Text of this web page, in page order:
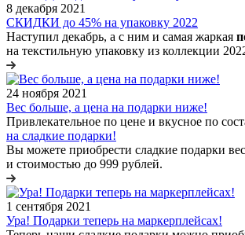
8 декабря 2021
СКИДКИ до 45% на упаковку 2022
Наступил декабрь, а с ним и самая жаркая
на текстильную упаковку из коллекции
24 ноября 2021
Вес больше, а цена на подарки ниже!
Привлекательное по цене и вкусное по
на сладкие подарки!
Вы можете приобрести сладкие подарки
и стоимостью до 999 рублей.
1 сентября 2021
Ура! Подарки теперь на маркерплейсах!